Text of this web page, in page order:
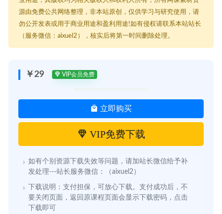
源由免费公共网络整理，非本站原创，仅供学习与研究使用，请
勿公开发表或用于商业用途和盈利用途!如有侵权请联系本站站长
（服务微信：aixuel2），核实后将第一时间删除处理。
￥29 VIP会员免费
立即购买
VIP免费下载
如有个别资源下载失效等问题，请加站长微信给予补
发处理---站长服务微信：（aixuel2）
下载说明：支付担保，可放心下载。支付成功后，不
要关闭页面，返回原课程页面会显示下载密码，点击
下载即可